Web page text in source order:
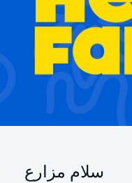
سلام مزارع